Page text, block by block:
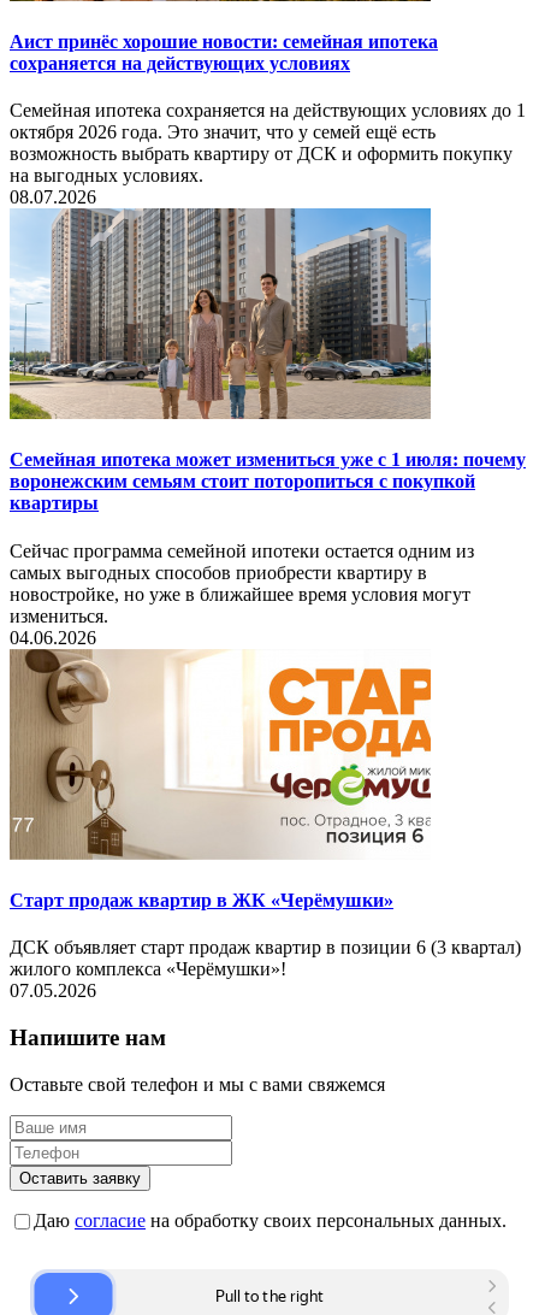
Аист принёс хорошие новости: семейная ипотека
сохраняется на действующих условиях
Семейная ипотека сохраняется на действующих условиях до 1
октября 2026 года. Это значит, что у семей ещё есть
возможность выбрать квартиру от ДСК и оформить покупку
на выгодных условиях.
08.07.2026
Семейная ипотека может измениться уже с 1 июля: почему
воронежским семьям стоит поторопиться с покупкой
квартиры
Сейчас программа семейной ипотеки остается одним из
самых выгодных способов приобрести квартиру в
новостройке, но уже в ближайшее время условия могут
измениться.
04.06.2026
Старт продаж квартир в ЖК «Черёмушки»
ДСК объявляет старт продаж квартир в позиции 6 (3 квартал)
жилого комплекса «Черёмушки»!
07.05.2026
Напишите нам
Оставьте свой телефон и мы с вами свяжемся
Оставить заявку
Даю согласие на обработку своих персональных данных.